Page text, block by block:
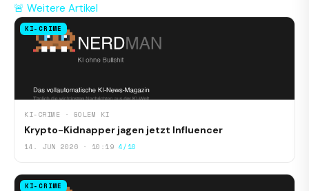
🚨 Weitere Artikel
KI-CRIME
KI-CRIME · GOLEM KI
Krypto-Kidnapper jagen jetzt Influencer
14. JUN 2026 · 10:19 4/10
KI-CRIME